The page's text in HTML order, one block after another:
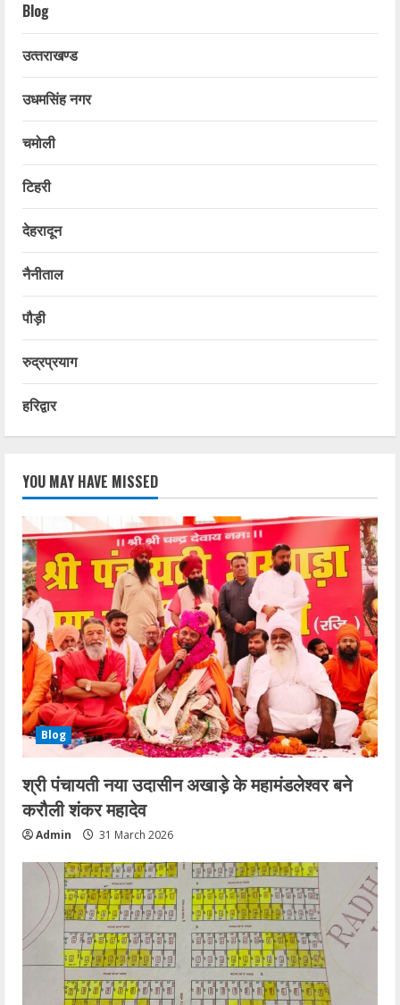
Blog
उत्‍तराखण्‍ड
उधमसिंह नगर
चमोली
टिहरी
देहरादून
नैनीताल
पौड़ी
रुद्रप्रयाग
हरिद्वार
YOU MAY HAVE MISSED
Blog
श्री पंचायती नया उदासीन अखाड़े के महामंडलेश्वर बने
करौली शंकर महादेव
Admin 31 March 2026